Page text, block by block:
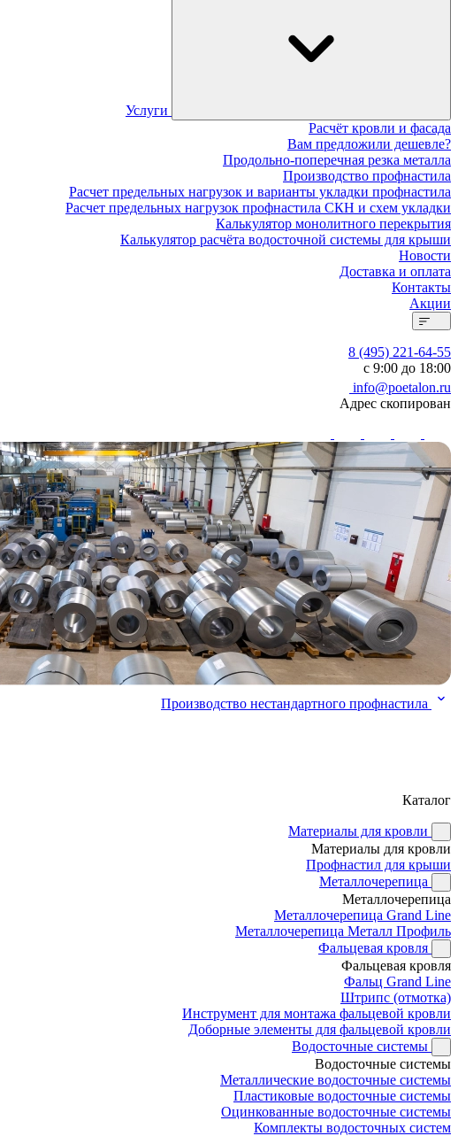
Услуги
Расчёт кровли и фасада
Вам предложили дешевле?
Продольно-поперечная резка металла
Производство профнастила
Расчет предельных нагрузок и варианты укладки профнастила
Расчет предельных нагрузок профнастила СКН и схем укладки
Калькулятор монолитного перекрытия
Калькулятор расчёта водосточной системы для крыши
Новости
Доставка и оплата
Контакты
Акции
8 (495) 221-64-55
с 9:00 до 18:00
info@poetalon.ru
Адрес скопирован
Производство нестандартного профнастила
Каталог
Материалы для кровли
Материалы для кровли
Профнастил для крыши
Металлочерепица
Металлочерепица
Металлочерепица Grand Line
Металлочерепица Металл Профиль
Фальцевая кровля
Фальцевая кровля
Фальц Grand Line
Штрипс (отмотка)
Инструмент для монтажа фальцевой кровли
Доборные элементы для фальцевой кровли
Водосточные системы
Водосточные системы
Металлические водосточные системы
Пластиковые водосточные системы
Оцинкованные водосточные системы
Комплекты водосточных систем